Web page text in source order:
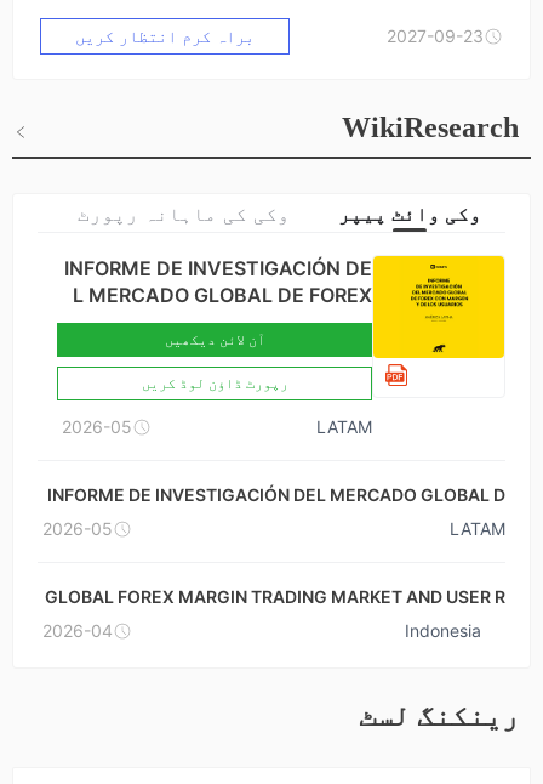
ntech, and blockchain industries. From cutting-edge start
ups to global industry leaders, we connect the brightest m
2027-09-23 براہ کرم انتظار کریں
WikiResearch
وکی وائٹ پیپر وکی کی ماہانہ رپورٹ
INFORME DE INVESTIGACIÓN DE
L MERCADO GLOBAL DE FOREX
CON MARGEN Y DE LOS USUARI
OS-BRASIL × COLOMBIA
آن لائن دیکھیں
رپورٹ ڈاؤن لوڈ کریں
LATAM
2026-05
INFORME DE INVESTIGACIÓN DEL MERCADO GLOBAL D
E FOREX CON MARGEN Y DE LOS USUARIOS-MÉXICO ×
LATAM
2026-05
GLOBAL FOREX MARGIN TRADING MARKET AND USER R
ESEARCH REPORT-INDONESIA
Indonesia
2026-04
رینکنگ لسٹ